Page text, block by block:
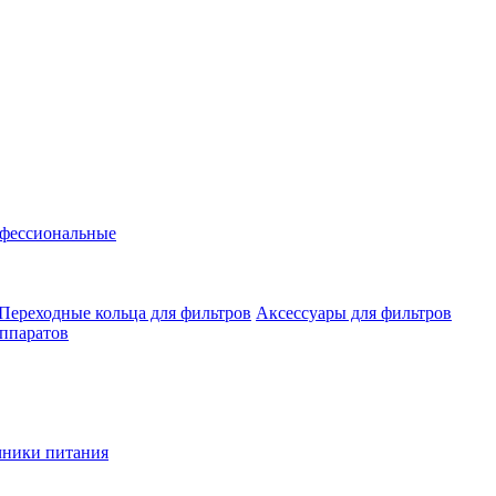
кольца для фильтров Аксессуары для фильтров
питания